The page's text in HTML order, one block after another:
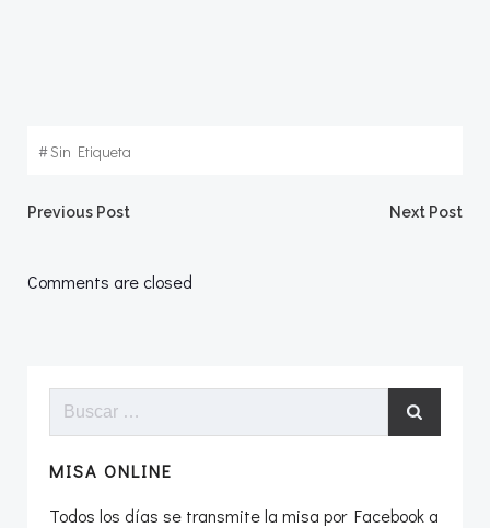
#Sin Etiqueta
Navegación
por
entradas
Previous Post
entradas
Next Post
Comments are closed
Buscar:
MISA ONLINE
Todos los días se transmite la misa por Facebook a